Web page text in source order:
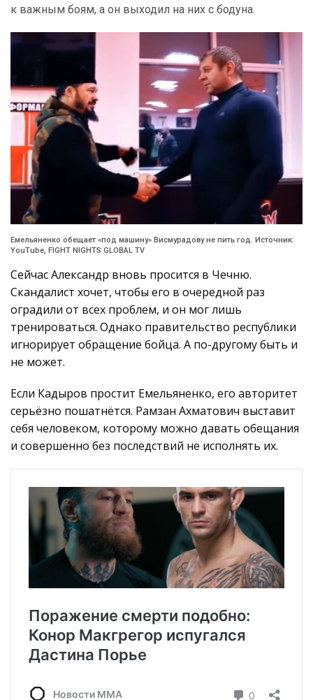
к важным боям, а он выходил на них с бодуна.
Емельяненко обещает «под машину» Висмурадову не пить год. Источник:
YouTube, FIGHT NIGHTS GLOBAL TV
Сейчас Александр вновь просится в Чечню.
Скандалист хочет, чтобы его в очередной раз
оградили от всех проблем, и он мог лишь
тренироваться. Однако правительство республики
игнорирует обращение бойца. А по-другому быть и
не может.
Если Кадыров простит Емельяненко, его авторитет
серьёзно пошатнётся. Рамзан Ахматович выставит
себя человеком, которому можно давать обещания
и совершенно без последствий не исполнять их.